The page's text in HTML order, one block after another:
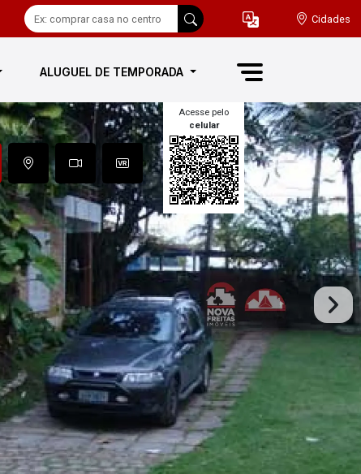
Cidades
ALUGUEL DE TEMPORADA
Acesse pelo
celular